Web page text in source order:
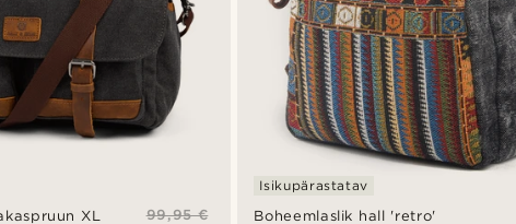
XL
99,95 €
Boheemlaslik hall 'retro'
Isikupärastatav